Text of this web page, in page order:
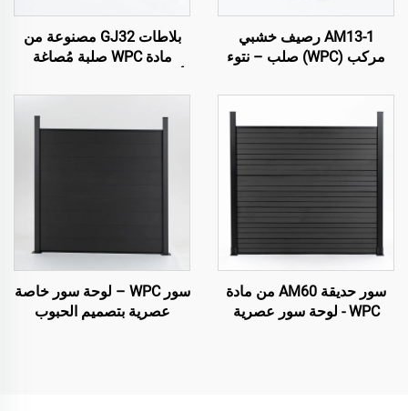
AM13-1 رصيف خشبي
مركب (WPC) صلب – نتوء
مع شق
بلاطات GJ32 مصنوعة من
مادة WPC صلبة مُصاغة
مم | بديل حديث للخشب
سور حديقة AM60 من مادة
WPC - لوحة سور عصرية
سور WPC – لوحة سور خاصة
عصرية بتصميم الحبوب